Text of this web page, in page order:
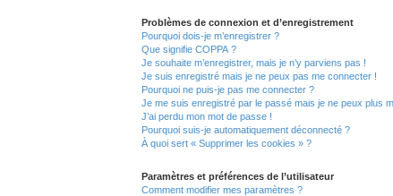
Problèmes de connexion et d’enregistrement
Pourquoi dois-je m’enregistrer ?
Que signifie COPPA ?
Je souhaite m’enregistrer, mais je n’y parviens pas !
Je suis enregistré mais je ne peux pas me connecter !
Pourquoi ne puis-je pas me connecter ?
Je me suis enregistré par le passé mais je ne peux plus
J’ai perdu mon mot de passe !
Pourquoi suis-je automatiquement déconnecté ?
À quoi sert « Supprimer les cookies » ?
Paramètres et préférences de l’utilisateur
Comment modifier mes paramètres ?